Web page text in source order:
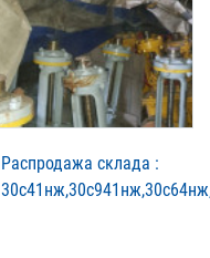
Распродажа склада :